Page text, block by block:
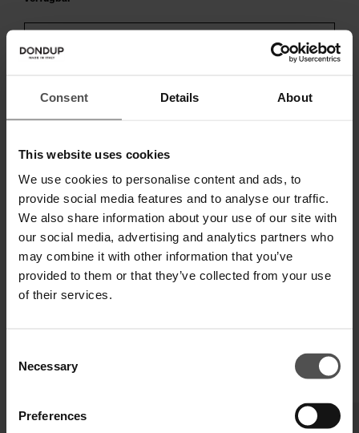
Consent Details About
This website uses cookies
We use cookies to personalise content and ads, to
provide social media features and to analyse our traffic.
We also share information about your use of our site with
our social media, advertising and analytics partners who
may combine it with other information that you’ve
provided to them or that they’ve collected from your use
of their services.
Selection
Necessary
Preferences
VERSAND UND RETOUREN
TECHNISCHE SPEZIFIKATIONEN